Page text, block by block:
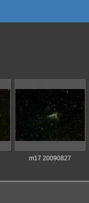
m17 20090827